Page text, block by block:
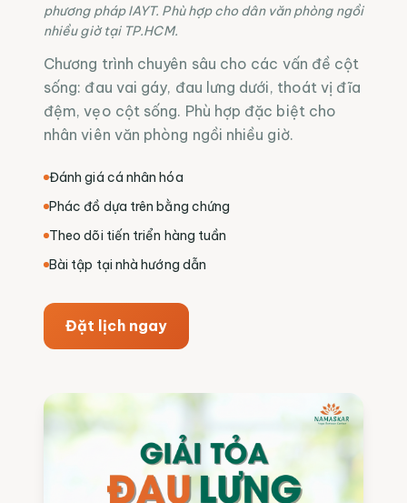
phương pháp IAYT. Phù hợp cho dân văn phòng ngồi
nhiều giờ tại TP.HCM.
Chương trình chuyên sâu cho các vấn đề cột
sống: đau vai gáy, đau lưng dưới, thoát vị đĩa
đệm, vẹo cột sống. Phù hợp đặc biệt cho
nhân viên văn phòng ngồi nhiều giờ.
Đánh giá cá nhân hóa
Phác đồ dựa trên bằng chứng
Theo dõi tiến triển hàng tuần
Bài tập tại nhà hướng dẫn
Đặt lịch ngay